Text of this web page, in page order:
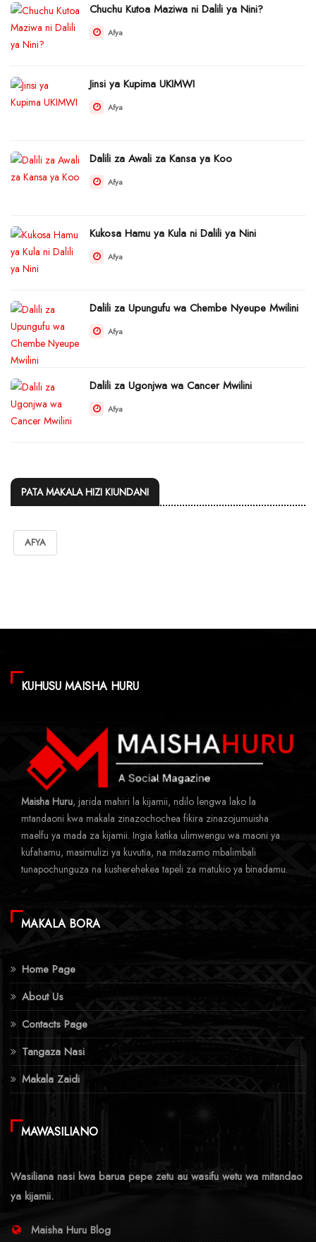
Chuchu Kutoa Maziwa ni Dalili ya Nini?
Afya
Jinsi ya Kupima UKIMWI
Afya
Dalili za Awali za Kansa ya Koo
Afya
Kukosa Hamu ya Kula ni Dalili ya Nini
Afya
Dalili za Upungufu wa Chembe Nyeupe Mwilini
Afya
Dalili za Ugonjwa wa Cancer Mwilini
Afya
PATA MAKALA HIZI KIUNDANI
AFYA
KUHUSU MAISHA HURU
Maisha Huru, jarida mahiri la kijamii, ndilo lengwa lako la
mtandaoni kwa makala zinazochochea fikira zinazojumuisha
maelfu ya mada za kijamii. Ingia katika ulimwengu wa maoni ya
kufahamu, masimulizi ya kuvutia, na mitazamo mbalimbali
tunapochunguza na kusherehekea tapeli za matukio ya binadamu.
MAKALA BORA
Home Page
About Us
Contacts Page
Tangaza Nasi
Makala Zaidi
MAWASILIANO
Wasiliana nasi kwa barua pepe zetu au wasifu wetu wa mitandao
ya kijamii.
Maisha Huru Blog